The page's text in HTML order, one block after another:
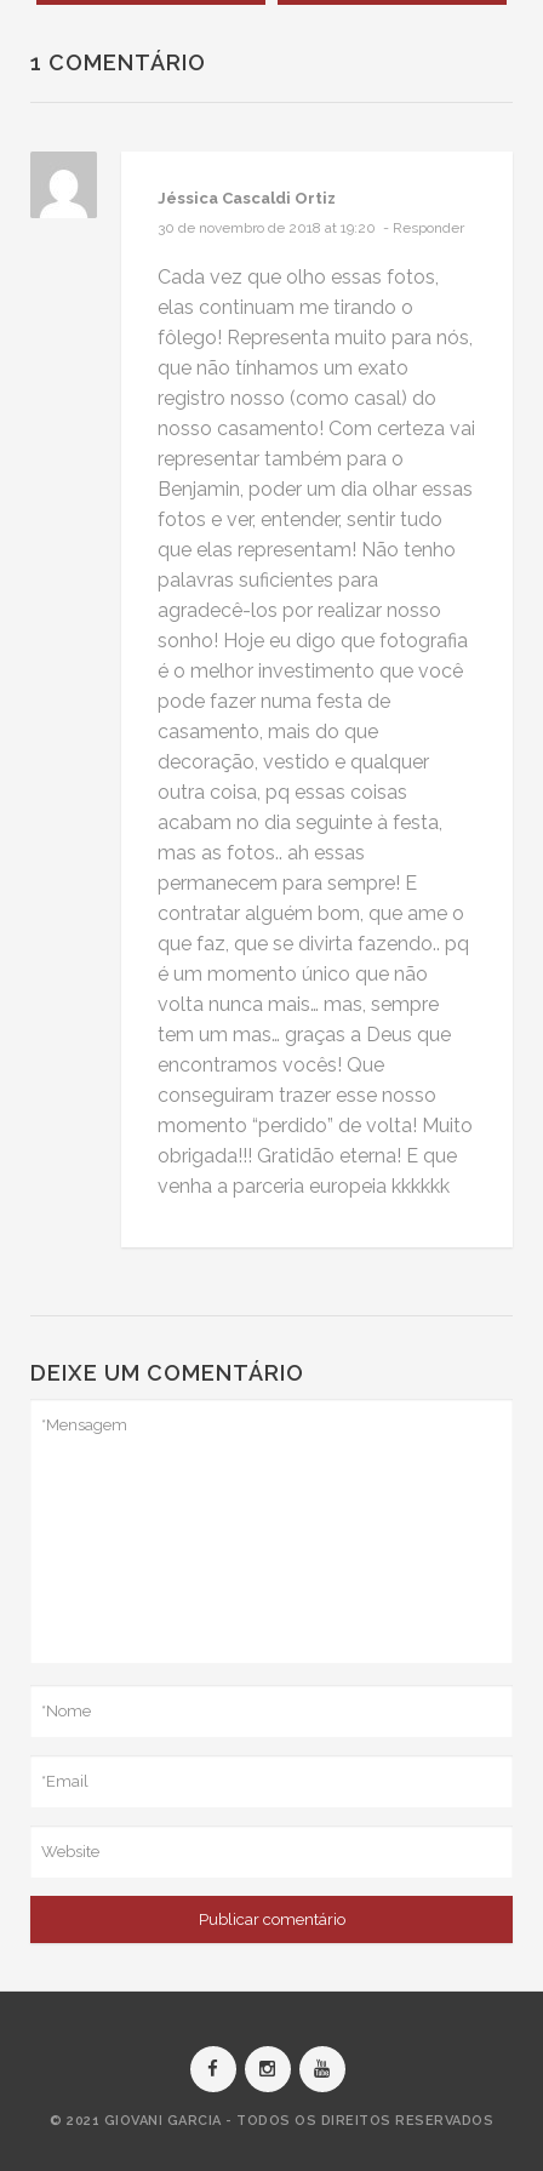
1 COMENTÁRIO
Jéssica Cascaldi Ortiz
30 de novembro de 2018 at 19:20 - Responder
Cada vez que olho essas fotos,
elas continuam me tirando o
fôlego! Representa muito para nós,
que não tínhamos um exato
registro nosso (como casal) do
nosso casamento! Com certeza vai
representar também para o
Benjamin, poder um dia olhar essas
fotos e ver, entender, sentir tudo
que elas representam! Não tenho
palavras suficientes para
agradecê-los por realizar nosso
sonho! Hoje eu digo que fotografia
é o melhor investimento que você
pode fazer numa festa de
casamento, mais do que
decoração, vestido e qualquer
outra coisa, pq essas coisas
acabam no dia seguinte à festa,
mas as fotos.. ah essas
permanecem para sempre! E
contratar alguém bom, que ame o
que faz, que se divirta fazendo.. pq
é um momento único que não
volta nunca mais… mas, sempre
tem um mas… graças a Deus que
encontramos vocês! Que
conseguiram trazer esse nosso
momento “perdido” de volta! Muito
obrigada!!! Gratidão eterna! E que
venha a parceria europeia kkkkkk
DEIXE UM COMENTÁRIO
© 2021 GIOVANI GARCIA - TODOS OS DIREITOS RESERVADOS